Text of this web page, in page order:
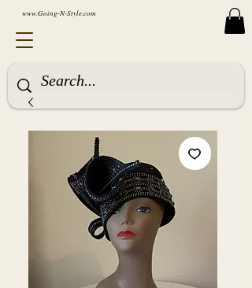
www.Going-N-Style.com